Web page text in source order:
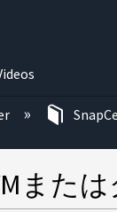
たむ
また